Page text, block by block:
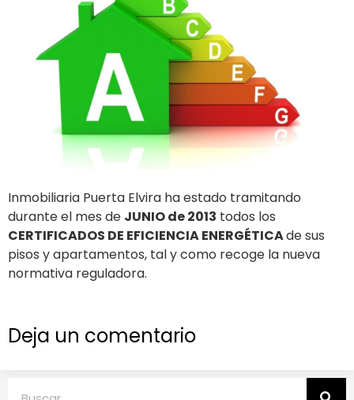
Inmobiliaria Puerta Elvira ha estado tramitando
durante el mes de JUNIO de 2013 todos los
CERTIFICADOS DE EFICIENCIA ENERGÉTICAde sus
pisos y apartamentos, tal y como recoge la nueva
normativa reguladora.
Deja un comentario